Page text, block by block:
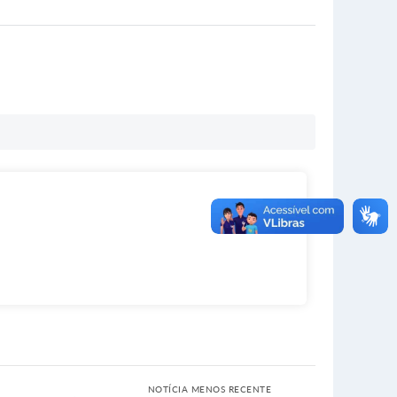
NOTÍCIA MENOS RECENTE